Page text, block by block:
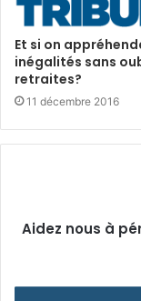
Et si on
inégalités sans
retraites?
11 décembre 2016
Aidez nous à